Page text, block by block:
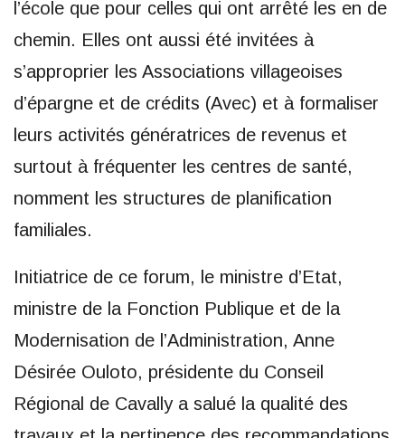
l’école que pour celles qui ont arrêté les en de
chemin. Elles ont aussi été invitées à
s’approprier les Associations villageoises
d’épargne et de crédits (Avec) et à formaliser
leurs activités génératrices de revenus et
surtout à fréquenter les centres de santé,
nomment les structures de planification
familiales.
Initiatrice de ce forum, le ministre d’Etat,
ministre de la Fonction Publique et de la
Modernisation de l’Administration, Anne
Désirée Ouloto, présidente du Conseil
Régional de Cavally a salué la qualité des